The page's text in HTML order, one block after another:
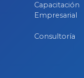
Capacitación
Empresarial
Consultoría